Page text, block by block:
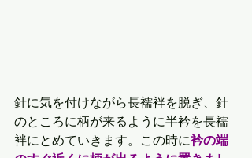
針に気を付けながら長襦袢を脱ぎ、針
のところに柄が来るように半衿を長襦
袢にとめていきます。この時に衿の端